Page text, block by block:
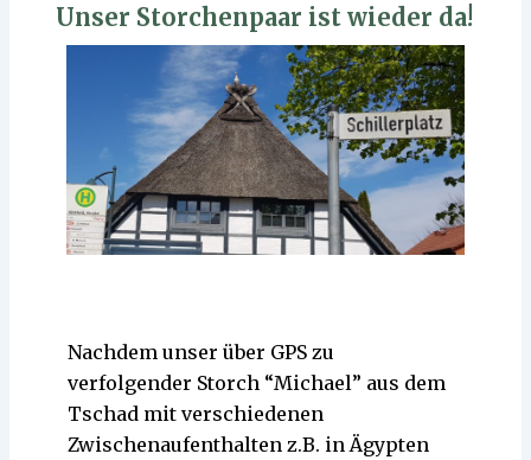
Unser Storchenpaar ist wieder da!
Nachdem unser über GPS zu
verfolgender Storch “Michael” aus dem
Tschad mit verschiedenen
Zwischenaufenthalten z.B. in Ägypten